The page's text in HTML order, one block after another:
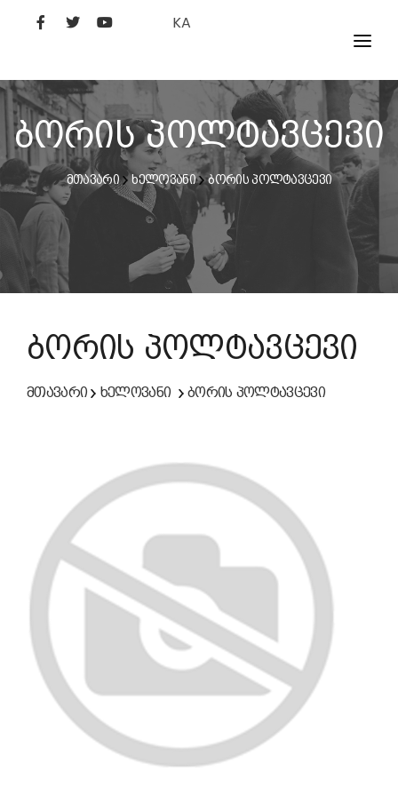
KA
ᲤᲘᲚᲛᲔᲑᲘ
ᲮᲔᲚᲝᲕᲐᲜᲘ
ᲙᲘᲜᲝᲡᲢᲣᲓᲘᲐ
ᲙᲘᲜᲝᲐᲙᲐᲓᲔᲛᲘᲐ
ბორის პოლტავცევი
მთავარი ხელოვანი ბორის პოლტავცევი
ბორის პოლტავცევი
მთავარი ხელოვანი ბორის პოლტავცევი